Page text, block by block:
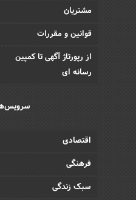
مشتریان
قوانین و مقررات
از رپورتاژ آگهی تا کمپین
رسانه ای
اقتصادی
فرهنگی
سبک زندگی